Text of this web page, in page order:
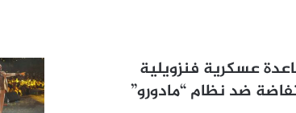
عسكرية فنزويلية
ضد نظام “مادورو”